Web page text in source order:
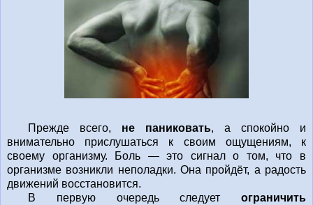
Прежде всего, не паниковать, а спокойно и
внимательно прислушаться к своим ощущениям, к
своему организму. Боль — это сигнал о том, что в
организме возникли неполадки. Она пройдёт, а радость
движений восстановится.
В первую очередь следует ограничить